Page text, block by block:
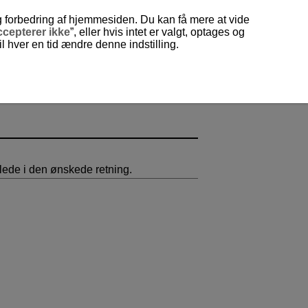
i den ønskede retning.
af hjemmesiden. Du kan få mere at vide
ikke”, eller hvis intet er valgt, optages og
hver en tid ændre denne indstilling.